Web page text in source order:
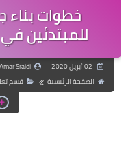
خطوات بناء
للمبتدئين
Amar Sraidi
الصفحة الرئيسية
قسم